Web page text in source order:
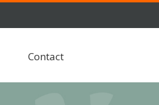
Contact